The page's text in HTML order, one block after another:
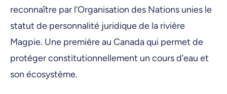
reconnaître par l’Organisation des Nations unies le
statut de personnalité juridique de la rivière
Magpie. Une première au Canada qui permet de
protéger constitutionnellement un cours d’eau et
son écosystème.